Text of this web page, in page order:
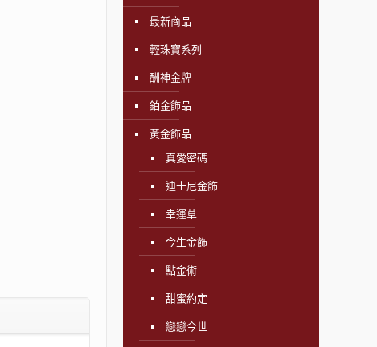
最新商品
輕珠寶系列
酬神金牌
鉑金飾品
黃金飾品
真愛密碼
迪士尼金飾
幸運草
今生金飾
點金術
甜蜜約定
戀戀今世